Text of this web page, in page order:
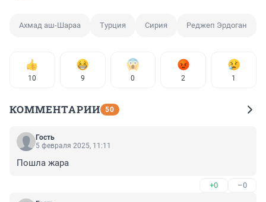
Ахмад аш-Шараа Турция Сирия Реджеп Эрдоган
10 9 0 2 1
КОММЕНТАРИИ 50
Гость
5 февраля 2025, 11:11
Пошла жара
+0 –0